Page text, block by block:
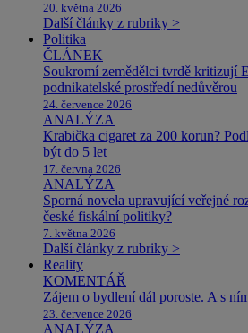
20. května 2026
Další články z rubriky >
Politika
ČLÁNEK
Soukromí zemědělci tvrdě kritizují
podnikatelské prostředí nedůvěrou
24. července 2026
ANALÝZA
Krabička cigaret za 200 korun?
být do 5 let
17. června 2026
ANALÝZA
Sporná novela upravující veřejné
české fiskální politiky?
7. května 2026
Další články z rubriky >
Reality
KOMENTÁŘ
Zájem o bydlení dál poroste. A s
23. července 2026
ANALÝZA